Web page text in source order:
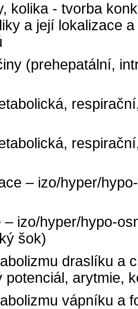
kolika - tvorba
a její lokalizace
(prehepatální,
– izo/hyper/
– izo/hyper/hypo-
šok)
draslíku a
potenciál, arytmie,
vápníku a